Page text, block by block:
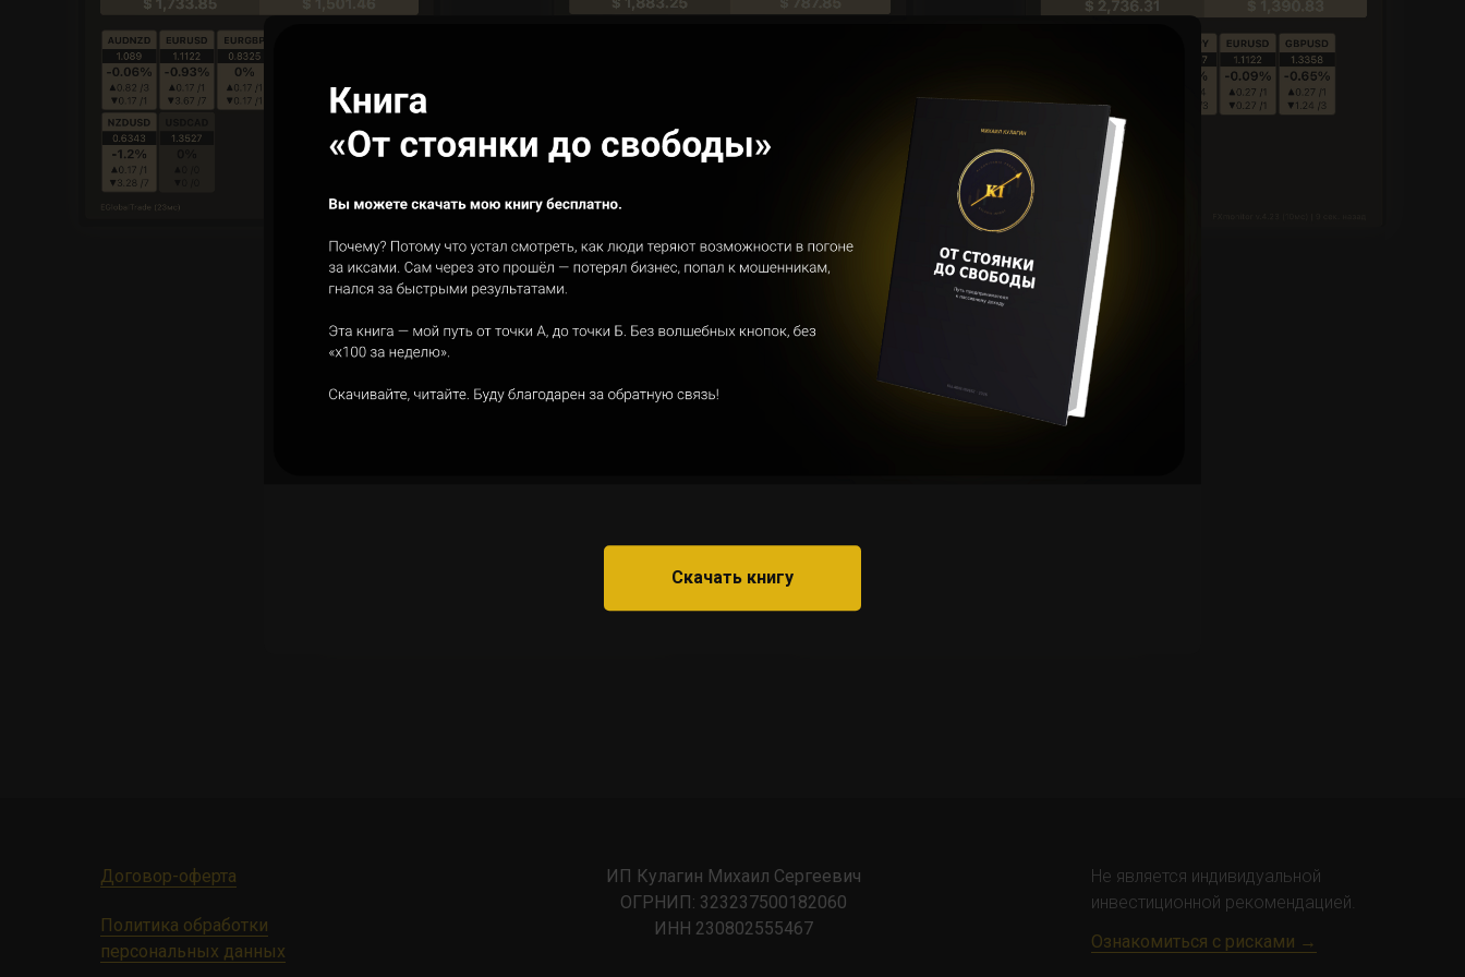
Договор-оферта
Политика обработки
персональных данных
Не является индивидуальной
инвестиционной рекомендацией.
​Ознакомиться с рисками →
ИП Кулагин Михаил Сергеевич
ОГРНИП: 323237500182060
ИНН 230802555467
Скачать книгу